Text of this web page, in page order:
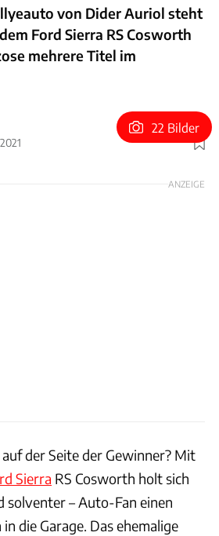
von Dider Auriol steht
Ford Sierra RS Cosworth
mehrere Titel im
Foto: Art & Revs / Patrick Lang
22 Bilder
ANZEIGE
der Seite der Gewinner? Mit
Sierra RS Cosworth holt sich
solventer – Auto-Fan einen
die Garage. Das ehemalige